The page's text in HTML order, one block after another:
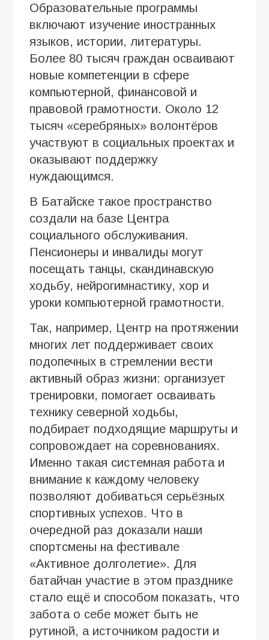
Образовательные программы
включают изучение иностранных
языков, истории, литературы.
Более 80 тысяч граждан осваивают
новые компетенции в сфере
компьютерной, финансовой и
правовой грамотности. Около 12
тысяч «серебряных» волонтёров
участвуют в социальных проектах и
оказывают поддержку
нуждающимся.
В Батайске такое пространство
создали на базе Центра
социального обслуживания.
Пенсионеры и инвалиды могут
посещать танцы, скандинавскую
ходьбу, нейрогимнастику, хор и
уроки компьютерной грамотности.
Так, например, Центр на протяжении
многих лет поддерживает своих
подопечных в стремлении вести
активный образ жизни: организует
тренировки, помогает осваивать
технику северной ходьбы,
подбирает подходящие маршруты и
сопровождает на соревнованиях.
Именно такая системная работа и
внимание к каждому человеку
позволяют добиваться серьёзных
спортивных успехов. Что в
очередной раз доказали наши
спортсмены на фестивале
«Активное долголетие». Для
батайчан участие в этом празднике
стало ещё и способом показать, что
забота о себе может быть не
рутиной, а источником радости и